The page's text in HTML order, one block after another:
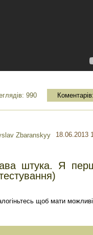
990 Коментарів:
Zbaranskyy 18.06.2013
штука. Я
щоб мати